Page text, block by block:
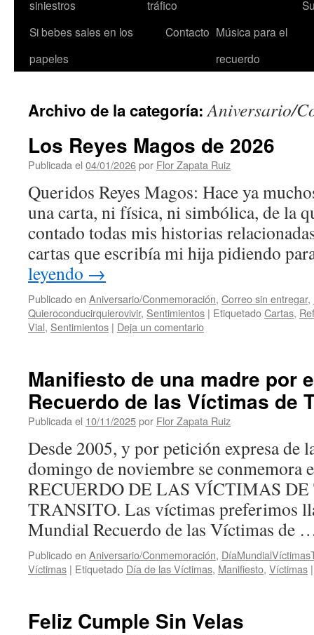
siniestros
tráfico
Si bebes sales en los
papeles
Contacto Música para el
recuerdo
Archivo de la categoría:Aniversario/
Los Reyes Magos de 2026
Publicada el 04/01/2026por Flor Zapata Ruiz
Queridos Reyes Magos: Hace ya
una carta, ni física, ni simbólica, de la
contado todas mis historias
cartas que escribía mi hija pidiendo
leyendo →
Publicado en Aniversario/Conmemoración, Correo sin entregar,
Quieroconducirquierovivir, Sentimientos | EtiquetadoCartas,
Vial, Sentimientos | Deja un comentario
Manifiesto de una madre por
Recuerdo de las Víctimas de
Publicada el 10/11/2025por Flor Zapata Ruiz
Desde 2005, y por petición expresa de
domingo de noviembre se
RECUERDO DE LAS VÍCTIMAS
TRANSITO. Las víctimas preferimos
Mundial Recuerdo de las Víctimas de
Publicado en Aniversario/Conmemoración,
Víctimas | Etiquetado Día de las Víctimas, Manifiesto, Víctimas |
Feliz Cumple Sin Velas